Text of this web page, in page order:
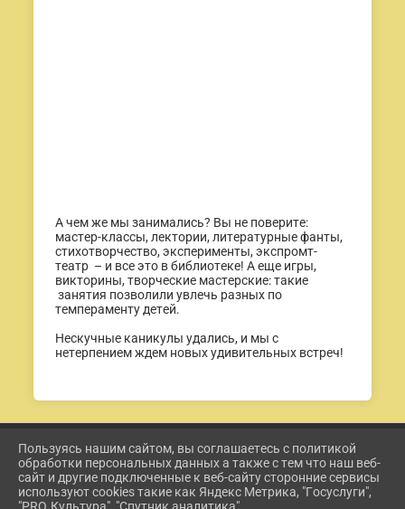
А чем же мы занимались? Вы не поверите:
мастер-классы, лектории, литературные фанты,
стихотворчество, эксперименты, экспромт-
театр – и все это в библиотеке! А еще игры,
викторины, творческие мастерские: такие
занятия позволили увлечь разных по
темпераменту детей.
Нескучные каникулы удались, и мы с
нетерпением ждем новых удивительных встреч!
2026 Г. ETKUL-KULTURA.RU
ВХОД
КАРТА САЙТА
ПОЛИТИКА ОБРАБОТКИ ПЕРСОНАЛЬНЫХ ДАННЫХ
Пользуясь нашим сайтом, вы соглашаетесь с политикой
обработки персональных данных а также с тем что наш веб-
сайт и другие подключенные к веб-сайту сторонние сервисы
используют cookies такие как Яндекс Метрика, "Госуслуги",